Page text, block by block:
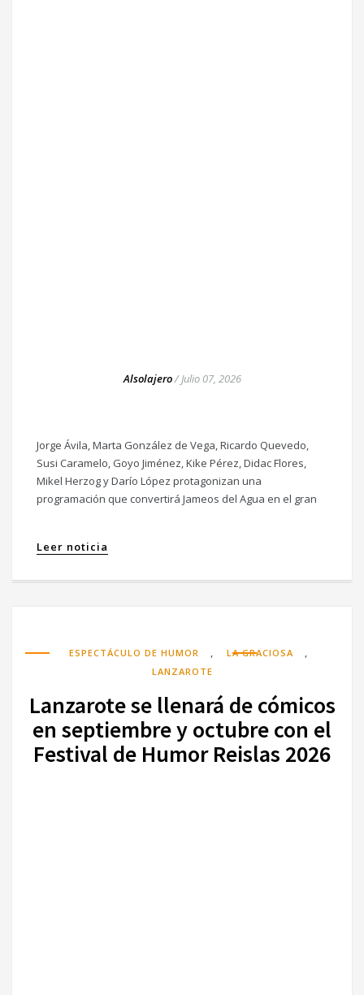
Alsolajero/Julio 07, 2026
Jorge Ávila, Marta González de Vega, Ricardo Quevedo,
Susi Caramelo, Goyo Jiménez, Kike Pérez, Didac Flores,
Mikel Herzog y Darío López protagonizan una
programación que convertirá Jameos del Agua en el gran
Leer noticia
ESPECTÁCULO DE HUMOR , LA GRACIOSA ,
LANZAROTE
Lanzarote se llenará de cómicos
en septiembre y octubre con el
Festival de Humor Reislas 2026